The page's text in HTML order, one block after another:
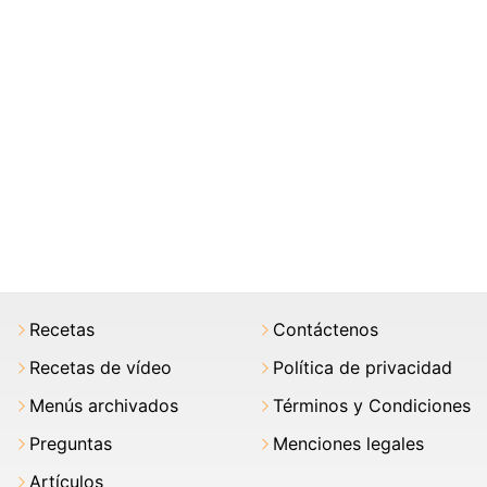
Recetas
Recetas de vídeo
Menús archivados
Preguntas
Artículos
Contáctenos
Política de privacidad
Términos y Condiciones
Menciones legales